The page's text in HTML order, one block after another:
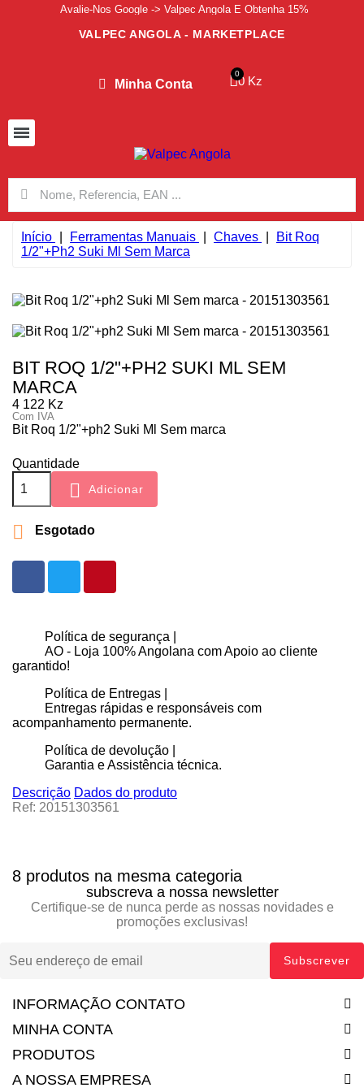
Avalie-Nos Google -> Valpec Angola E Obtenha 15%
VALPEC ANGOLA - MARKETPLACE
Minha Conta 0 Kz
Início Ferramentas Manuais Chaves
Bit Roq
1/2"+ph2 Suki Ml Sem Marca
BIT ROQ 1/2"+PH2 SUKI ML SEM
MARCA
4 122 Kz
Com IVA
Bit Roq 1/2"+ph2 Suki Ml Sem marca
Quantidade
 Adicionar
 Esgotado
Política de segurança |
AO - Loja 100% Angolana com Apoio ao cliente
garantido!
Política de Entregas |
Entregas rápidas e responsáveis com
acompanhamento permanente.
Política de devolução |
Garantia e Assistência técnica.
Descrição Dados do produto
Ref: 20151303561
8 produtos na mesma categoria
subscreva a nossa newsletter
Certifique-se de nunca perde as nossas novidades e
promoções exclusivas!
INFORMAÇÃO CONTATO
MINHA CONTA
PRODUTOS
A NOSSA EMPRESA